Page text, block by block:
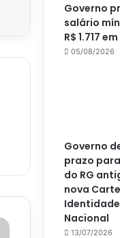
Governo
salário
R$ 1.717
05/08/2026
Governo
prazo
do RG
nova
Identidade
Nacional
13/07/2026